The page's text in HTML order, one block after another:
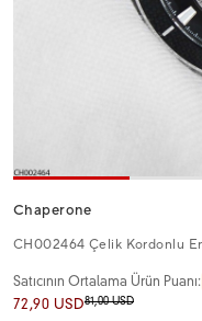
Chaperone
CH002464 Çelik Kordonlu
Satıcının Ortalama Ürün Puanı:
72,90 USD81,00 USD